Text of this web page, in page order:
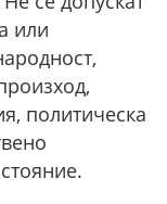
или
политическа